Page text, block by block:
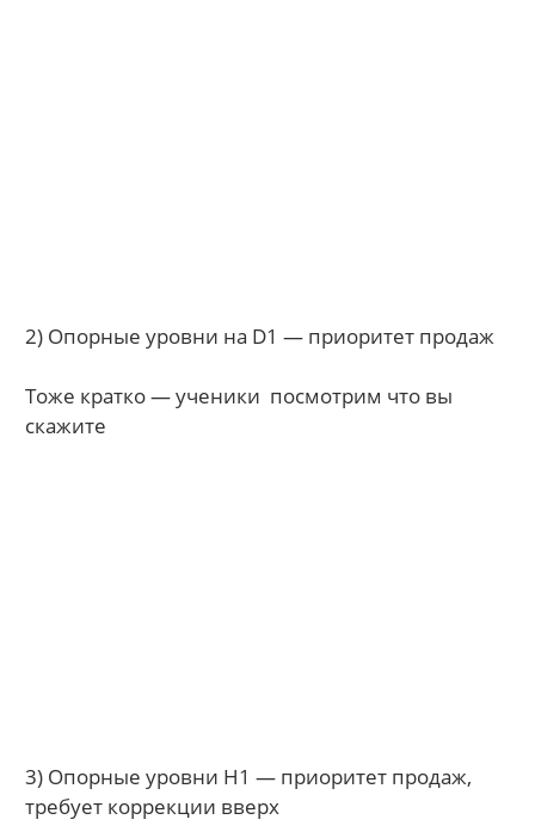
2) Опорные уровни на D1 — приоритет продаж
Тоже кратко — ученики посмотрим что вы
скажите
3) Опорные уровни H1 — приоритет продаж,
требует коррекции вверх